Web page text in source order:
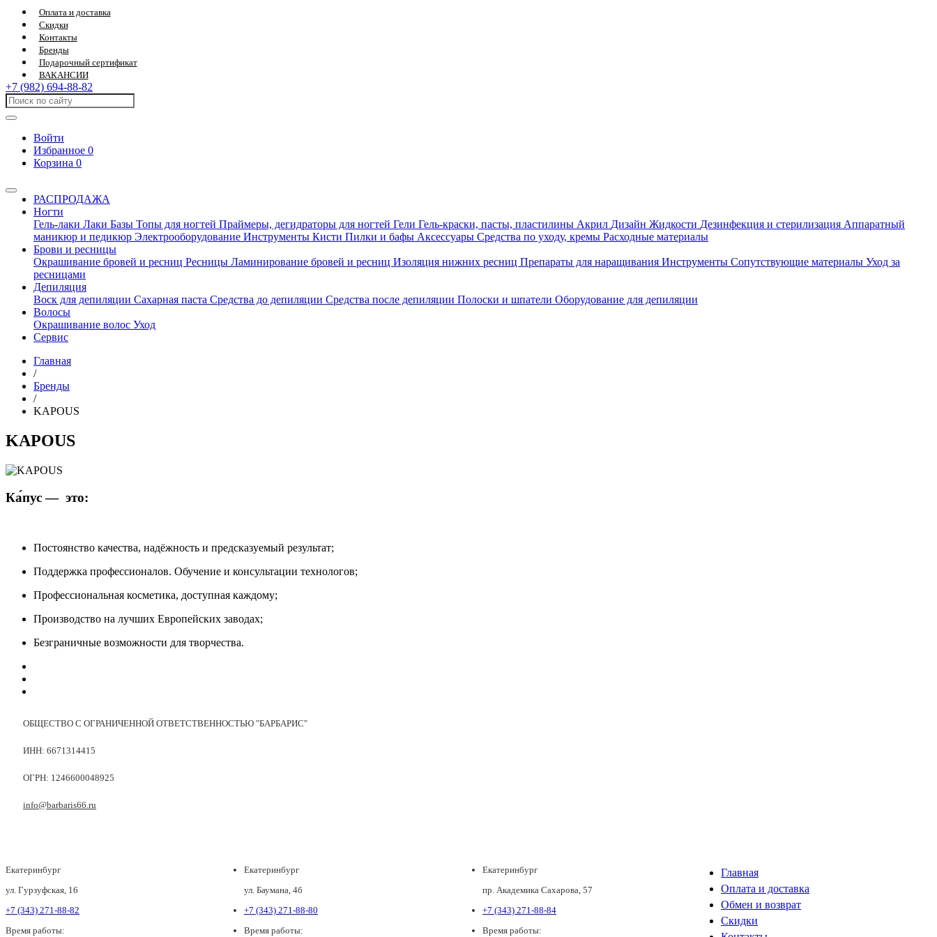
Оплата и доставка
Скидки
Контакты
Бренды
Подарочный сертификат
ВАКАНСИИ
+7 (982) 694-88-82
Войти
Избранное 0
Корзина 0
РАСПРОДАЖА
Ногти
Гель-лаки Лаки Базы Топы для ногтей Праймеры, дегидраторы для ногтей Гели Гель-краски, пасты, пластилины Акрил Дизайн Жидкости Дезинфекция и стерилизация Аппаратный
маникюр и педикюр Электрооборудование Инструменты Кисти Пилки и бафы Аксессуары Средства по уходу, кремы Расходные материалы
Брови и ресницы
Окрашивание бровей и ресниц Ресницы Ламинирование бровей и ресниц Изоляция нижних ресниц Препараты для наращивания Инструменты Сопутствующие материалы Уход за
ресницами
Депиляция
Воск для депиляции Сахарная паста Средства до депиляции Средства после депиляции Полоски и шпатели Оборудование для депиляции
Волосы
Окрашивание волос Уход
Сервис
Главная
/
Бренды
/
KAPOUS
KAPOUS
Ка́пус — это:
Постоянство качества, надёжность и предсказуемый результат;
Поддержка профессионалов. Обучение и консультации технологов;
Профессиональная косметика, доступная каждому;
Производство на лучших Европейских заводах;
Безграничные возможности для творчества.
ОБЩЕСТВО С ОГРАНИЧЕННОЙ ОТВЕТСТВЕННОСТЬЮ "БАРБАРИС"
ИНН: 6671314415
ОГРН: 1246600048925
info@barbaris66.ru
Екатеринбург
ул. Гурзуфская, 16
+7 (343) 271-88-82
Время работы:
Екатеринбург
ул. Баумана, 4б
+7 (343) 271-88-80
Время работы:
Екатеринбург
пр. Академика Сахарова, 57
+7 (343) 271-88-84
Время работы:
Главная
Оплата и доставка
Обмен и возврат
Скидки